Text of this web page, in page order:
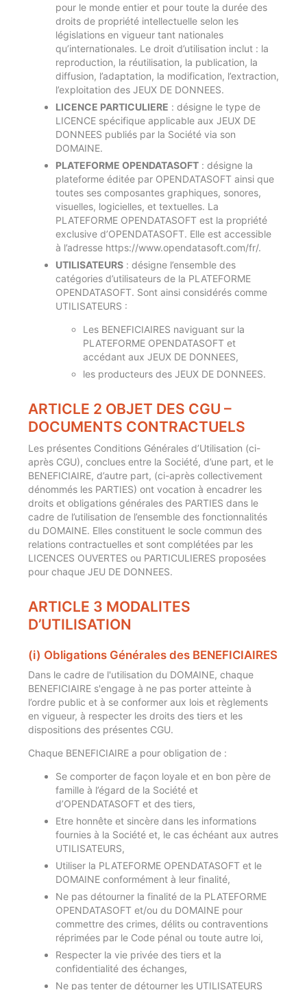
pour le monde entier et pour toute la durée des
droits de propriété intellectuelle selon les
législations en vigueur tant nationales
qu’internationales. Le droit d’utilisation inclut : la
reproduction, la réutilisation, la publication, la
diffusion, l’adaptation, la modification, l’extraction,
l’exploitation des JEUX DE DONNEES.
LICENCE PARTICULIERE : désigne le type de
LICENCE spécifique applicable aux JEUX DE
DONNEES publiés par la Société via son
DOMAINE.
PLATEFORME OPENDATASOFT : désigne la
plateforme éditée par OPENDATASOFT ainsi que
toutes ses composantes graphiques, sonores,
visuelles, logicielles, et textuelles. La
PLATEFORME OPENDATASOFT est la propriété
exclusive d’OPENDATASOFT. Elle est accessible
à l’adresse https://www.opendatasoft.com/fr/.
UTILISATEURS : désigne l’ensemble des
catégories d’utilisateurs de la PLATEFORME
OPENDATASOFT. Sont ainsi considérés comme
UTILISATEURS :
Les BENEFICIAIRES naviguant sur la
PLATEFORME OPENDATASOFT et
accédant aux JEUX DE DONNEES,
les producteurs des JEUX DE DONNEES.
ARTICLE 2 OBJET DES CGU –
DOCUMENTS CONTRACTUELS
Les présentes Conditions Générales d’Utilisation (ci-
après CGU), conclues entre la Société, d’une part, et le
BENEFICIAIRE, d’autre part, (ci-après collectivement
dénommés les PARTIES) ont vocation à encadrer les
droits et obligations générales des PARTIES dans le
cadre de l’utilisation de l’ensemble des fonctionnalités
du DOMAINE. Elles constituent le socle commun des
relations contractuelles et sont complétées par les
LICENCES OUVERTES ou PARTICULIERES proposées
pour chaque JEU DE DONNEES.
ARTICLE 3 MODALITES
D’UTILISATION
(i) Obligations Générales des BENEFICIAIRES
Dans le cadre de l'utilisation du DOMAINE, chaque
BENEFICIAIRE s'engage à ne pas porter atteinte à
l’ordre public et à se conformer aux lois et règlements
en vigueur, à respecter les droits des tiers et les
dispositions des présentes CGU.
Chaque BENEFICIAIRE a pour obligation de :
Se comporter de façon loyale et en bon père de
famille à l’égard de la Société et
d’OPENDATASOFT et des tiers,
Etre honnête et sincère dans les informations
fournies à la Société et, le cas échéant aux autres
UTILISATEURS,
Utiliser la PLATEFORME OPENDATASOFT et le
DOMAINE conformément à leur finalité,
Ne pas détourner la finalité de la PLATEFORME
OPENDATASOFT et/ou du DOMAINE pour
commettre des crimes, délits ou contraventions
réprimées par le Code pénal ou toute autre loi,
Respecter la vie privée des tiers et la
confidentialité des échanges,
Ne pas tenter de détourner les UTILISATEURS